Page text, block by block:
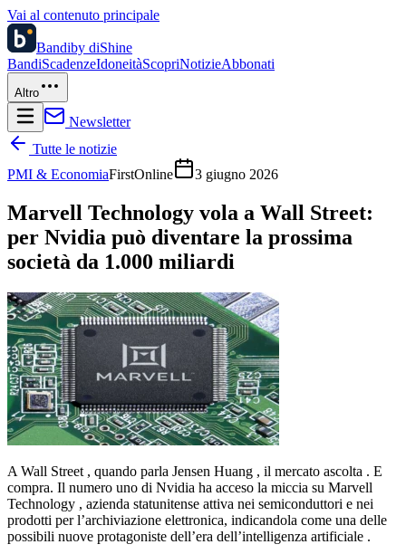
Vai al contenuto principale
Bandiby diShine
BandiScadenzeIdoneitàScopriNotizieAbbonati
Altro
Newsletter
Tutte le notizie
PMI & EconomiaFirstOnline 3 giugno 2026
Marvell Technology vola a Wall Street:
per Nvidia può diventare la prossima
società da 1.000 miliardi
A Wall Street , quando parla Jensen Huang , il mercato ascolta . E
compra. Il numero uno di Nvidia ha acceso la miccia su Marvell
Technology , azienda statunitense attiva nei semiconduttori e nei
prodotti per l’archiviazione elettronica, indicandola come una delle
possibili nuove protagoniste dell’era dell’intelligenza artificiale .